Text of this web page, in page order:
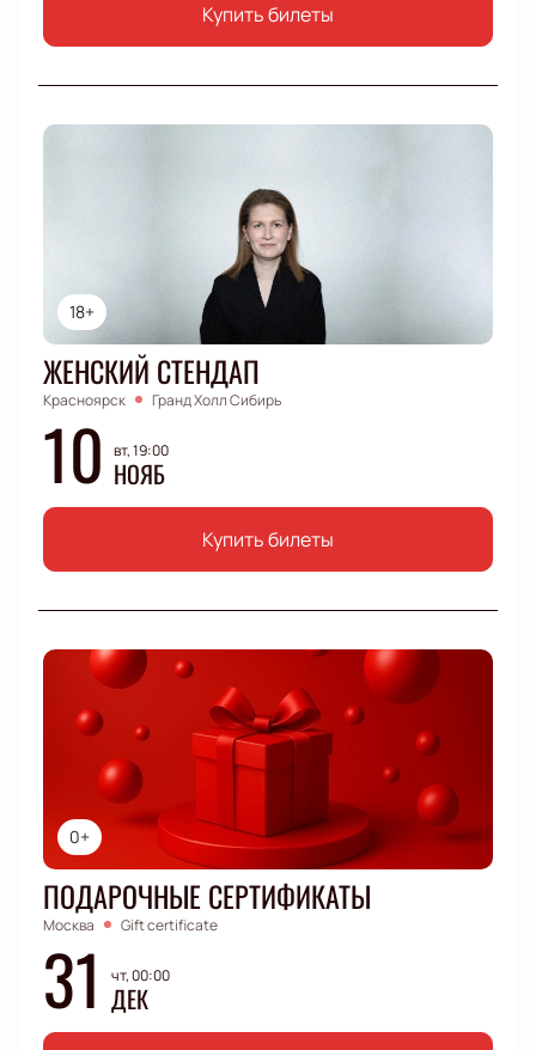
Купить билеты
18+
ЖЕНСКИЙ СТЕНДАП
Красноярск Гранд Холл Сибирь
10 вт, 19:00
НОЯБ
Купить билеты
0+
ПОДАРОЧНЫЕ СЕРТИФИКАТЫ
Москва Gift certificate
31 чт, 00:00
ДЕК